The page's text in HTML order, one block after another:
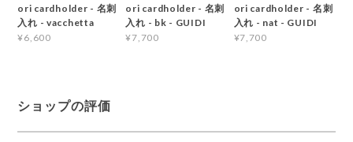
ori cardholder - 名刺
入れ - vacchetta
¥6,600
ori cardholder - 名刺
入れ - bk - GUIDI
¥7,700
ori cardholder - 名刺
入れ - nat - GUIDI
¥7,700
ショップの評価